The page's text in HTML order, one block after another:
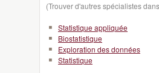
(Trouver d'autres spécialistes
Statistique appliquée
Biostatistique
Exploration des données
Statistique